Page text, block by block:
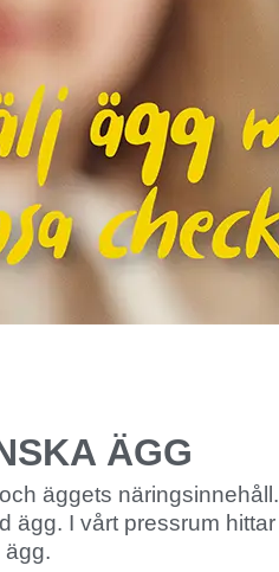
ÄGG
äggets näringsinnehåll.
ägg. I vårt pressrum hittar
ägg.